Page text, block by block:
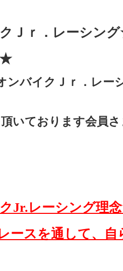
Ｊｒ．レーシン
★
ンバイクＪｒ．レ
いております会員
Jr.レーシング理
ースを通して、